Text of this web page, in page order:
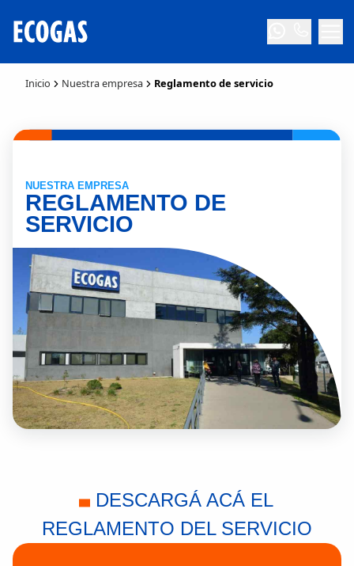
Inicio Nuestra empresa Reglamento de servicio
NUESTRA EMPRESA
REGLAMENTO DE
SERVICIO
DESCARGÁ ACÁ EL
REGLAMENTO DEL SERVICIO